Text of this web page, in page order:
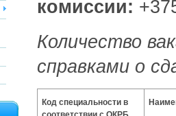
комиссии:
Количество
справками о
Код специальности в